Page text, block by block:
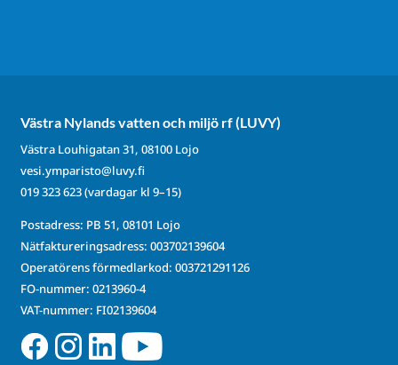
Västra Nylands vatten och miljö rf (LUVY)
Västra Louhigatan 31, 08100 Lojo
vesi.ymparisto@luvy.fi
019 323 623(vardagar kl 9–15)
Postadress: PB 51, 08101 Lojo
Nätfaktureringsadress: 003702139604
Operatörens förmedlarkod: 003721291126
FO-nummer: 0213960-4
VAT-nummer: FI02139604